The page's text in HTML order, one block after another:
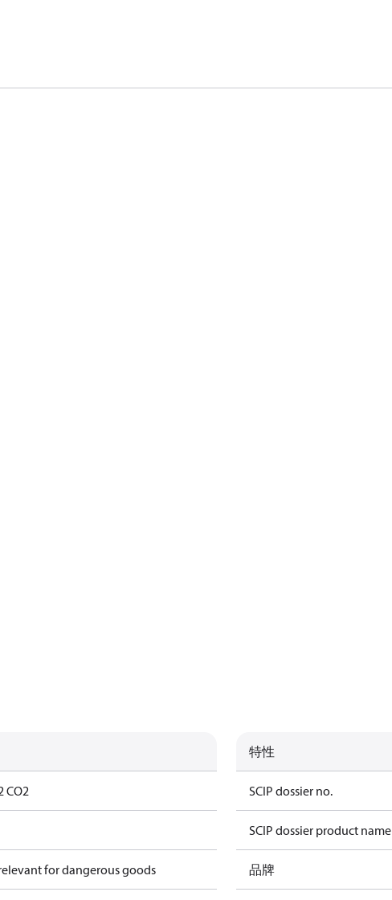
CO2
for dangerous goods
特性
SCIP dossier no.
SCIP dossier product name
品牌